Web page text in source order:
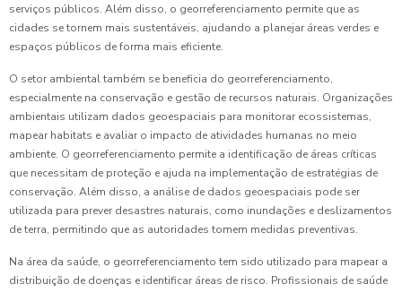
serviços públicos. Além disso, o georreferenciamento permite que as
cidades se tornem mais sustentáveis, ajudando a planejar áreas verdes e
espaços públicos de forma mais eficiente.
O setor ambiental também se beneficia do georreferenciamento,
especialmente na conservação e gestão de recursos naturais. Organizações
ambientais utilizam dados geoespaciais para monitorar ecossistemas,
mapear habitats e avaliar o impacto de atividades humanas no meio
ambiente. O georreferenciamento permite a identificação de áreas críticas
que necessitam de proteção e ajuda na implementação de estratégias de
conservação. Além disso, a análise de dados geoespaciais pode ser
utilizada para prever desastres naturais, como inundações e deslizamentos
de terra, permitindo que as autoridades tomem medidas preventivas.
Na área da saúde, o georreferenciamento tem sido utilizado para mapear a
distribuição de doenças e identificar áreas de risco. Profissionais de saúde